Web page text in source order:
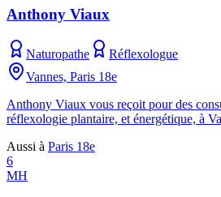
Anthony Viaux
Naturopathe
Réflexologue
Vannes, Paris 18e
Anthony Viaux vous reçoit pour des
réflexologie plantaire, et énergétique, à
Aussi à Paris 18e
6
MH